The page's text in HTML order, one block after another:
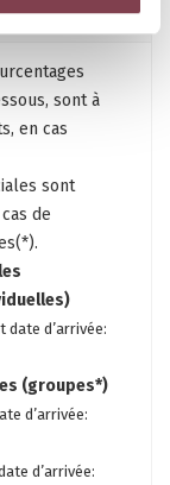
14:00 et 0:00
sont à
en cas
sont
de
date d’arrivée:
(groupes*)
d’arrivée:
d’arrivée: